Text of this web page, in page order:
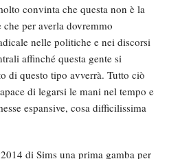
convinta che questa non è la
per averla dovremmo
nelle politiche e nei discorsi
affinché questa gente si
di questo tipo avverrà. Tutto ciò
di legarsi le mani nel tempo e
espansive, cosa difficilissima
di Sims una prima gamba per